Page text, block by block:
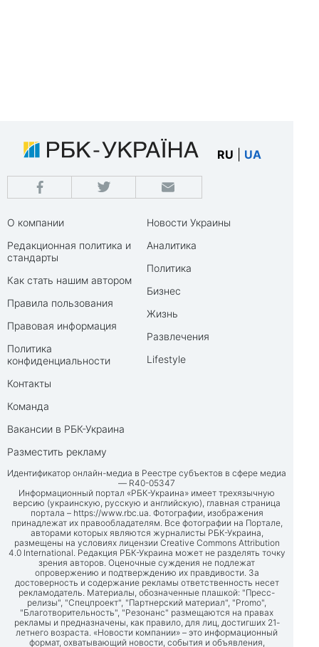
RU UA
О компании
Редакционная политика и
стандарты
Как стать нашим автором
Правила пользования
Правовая информация
Политика
конфиденциальности
Контакты
Команда
Вакансии в РБК-Украина
Разместить рекламу
Новости Украины
Аналитика
Политика
Бизнес
Жизнь
Развлечения
Lifestyle
Идентификатор онлайн-медиа в Реестре субъектов в сфере медиа
— R40-05347
Информационный портал «РБК-Украина» имеет трехязычную
версию (украинскую, русскую и английскую), главная страница
портала – https://www.rbc.ua. Фотографии, изображения
принадлежат их правообладателям. Все фотографии на Портале,
авторами которых являются журналисты РБК-Украина,
размещены на условиях лицензии Creative Commons Attribution
4.0 International. Редакция РБК-Украина может не разделять точку
зрения авторов. Оценочные суждения не подлежат
опровержению и подтверждению их правдивости. За
достоверность и содержание рекламы ответственность несет
рекламодатель. Материалы, обозначенные плашкой: "Пресс-
релизы", "Спецпроект", "Партнерский материал", "Promo",
"Благотворительность", "Резонанс" размещаются на правах
рекламы и предназначены, как правило, для лиц, достигших 21-
летнего возраста. «Новости компании» – это информационный
формат, охватывающий новости, события и объявления,